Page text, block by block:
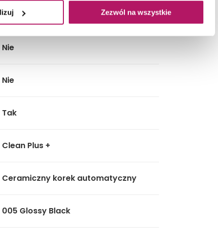
Zezwól na wszystkie
Czarny
Nie
Nie
Tak
Clean Plus +
Ceramiczny korek automatyczny
005 Glossy Black